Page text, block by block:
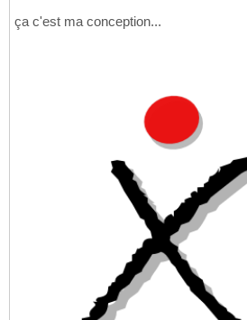
ça c'est ma conception...